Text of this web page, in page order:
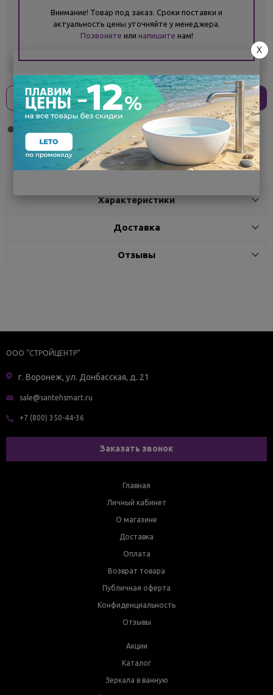
Внимание! Товар под заказ. Сроки поставки и
актуальность цены уточняйте у менеджера.
Позвоните или напишите нам!
Оплати без переплат 1 449 ₽x 4 платежа
Поделиться
Характеристики
Доставка
Отзывы
ООО "СТРОЙЦЕНТР"
г. Воронеж, ул. Донбасская, д. 21
sale@santehsmart.ru
+7 (800) 350-44-36
Заказать звонок
Главная
Личный кабинет
О магазине
Доставка
Оплата
Возврат товара
Публичная оферта
Конфиденциальность
Отзывы
Акции
Каталог
Зеркала в ванную
X